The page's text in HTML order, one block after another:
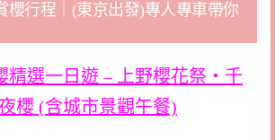
櫻行程｜(東京出發)專人專車帶你
精選一日遊 – 上野櫻花祭・千
櫻 (含城市景觀午餐)